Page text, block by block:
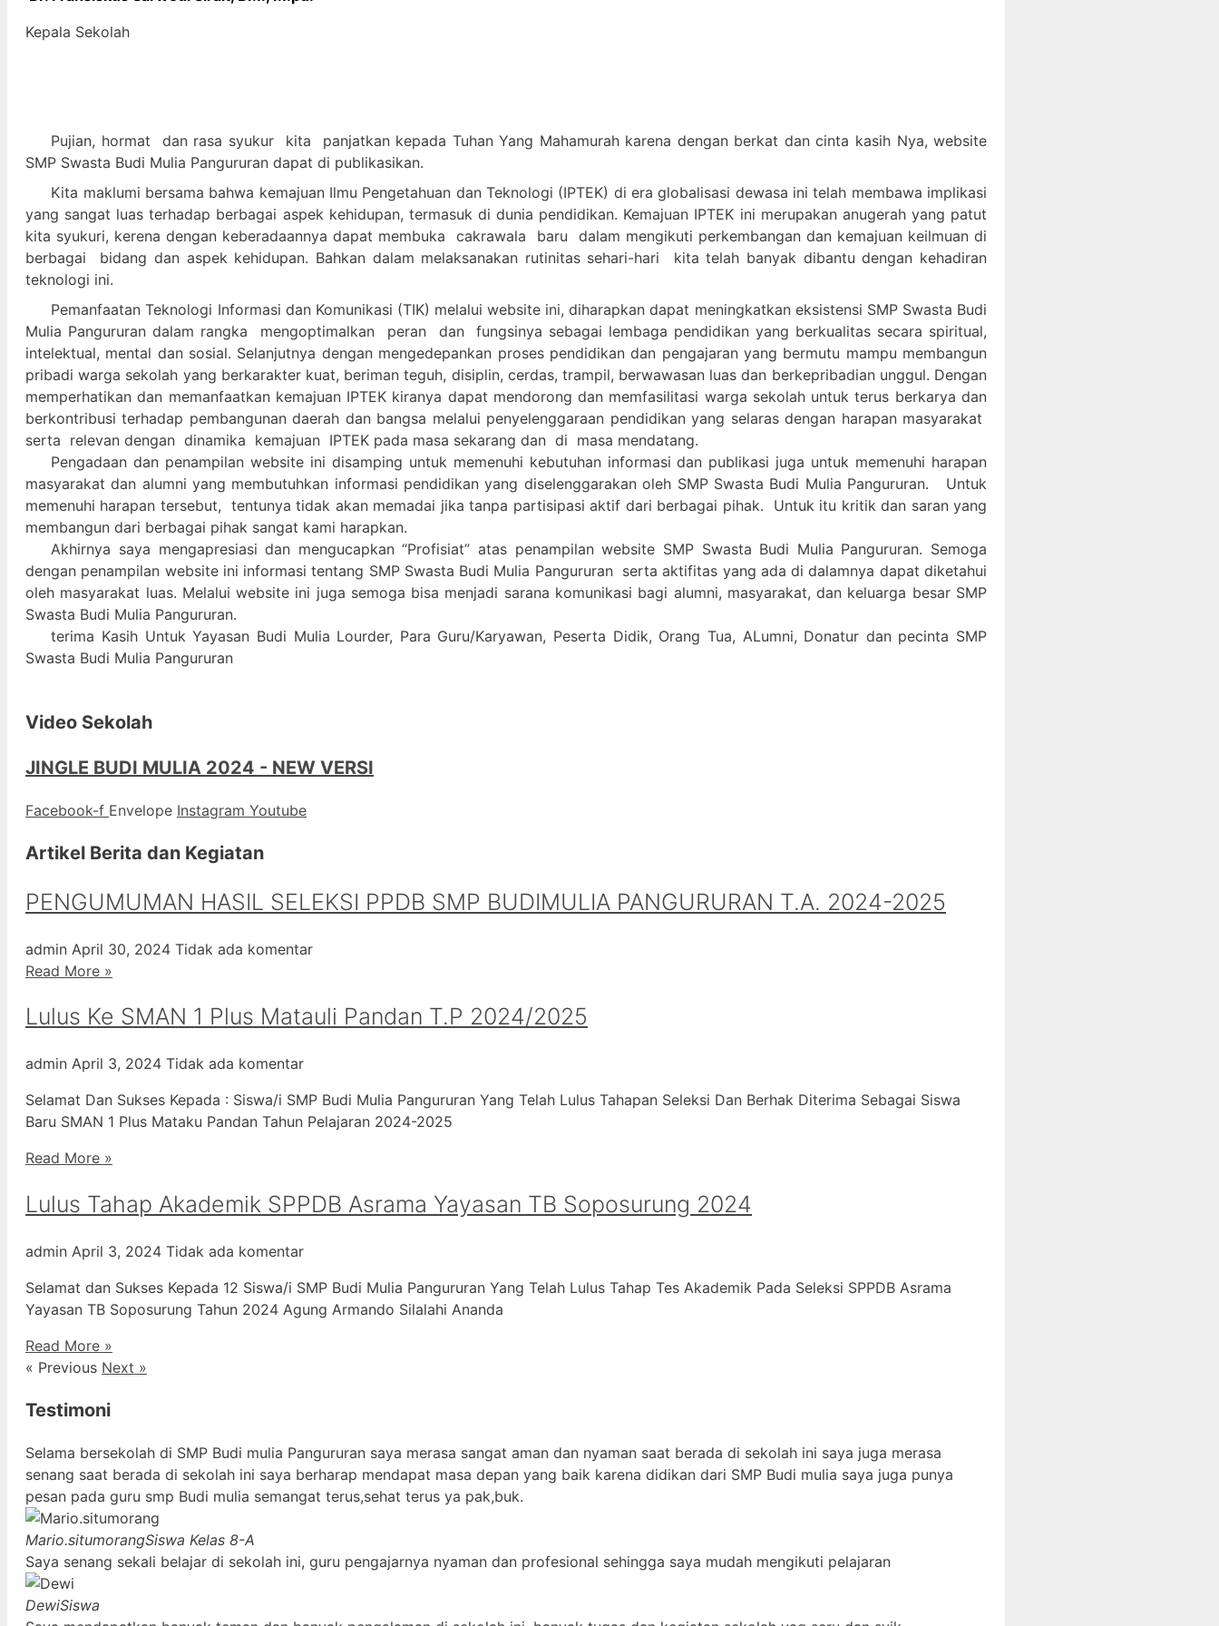
Kepala Sekolah
Pujian, hormat dan rasa syukur kita panjatkan kepada Tuhan Yang Mahamurah karena dengan berkat dan cinta kasih Nya, website
SMP Swasta Budi Mulia Pangururan dapat di publikasikan.
Kita maklumi bersama bahwa kemajuan Ilmu Pengetahuan dan Teknologi (IPTEK) di era globalisasi dewasa ini telah membawa implikasi
yang sangat luas terhadap berbagai aspek kehidupan, termasuk di dunia pendidikan. Kemajuan IPTEK ini merupakan anugerah yang patut
kita syukuri, kerena dengan keberadaannya dapat membuka cakrawala baru dalam mengikuti perkembangan dan kemajuan keilmuan di
berbagai bidang dan aspek kehidupan. Bahkan dalam melaksanakan rutinitas sehari-hari kita telah banyak dibantu dengan kehadiran
teknologi ini.
Pemanfaatan Teknologi Informasi dan Komunikasi (TIK) melalui website ini, diharapkan dapat meningkatkan eksistensi SMP Swasta Budi
Mulia Pangururan dalam rangka mengoptimalkan peran dan fungsinya sebagai lembaga pendidikan yang berkualitas secara spiritual,
intelektual, mental dan sosial. Selanjutnya dengan mengedepankan proses pendidikan dan pengajaran yang bermutu mampu membangun
pribadi warga sekolah yang berkarakter kuat, beriman teguh, disiplin, cerdas, trampil, berwawasan luas dan berkepribadian unggul. Dengan
memperhatikan dan memanfaatkan kemajuan IPTEK kiranya dapat mendorong dan memfasilitasi warga sekolah untuk terus berkarya dan
berkontribusi terhadap pembangunan daerah dan bangsa melalui penyelenggaraan pendidikan yang selaras dengan harapan masyarakat
serta relevan dengan dinamika kemajuan IPTEK pada masa sekarang dan di masa mendatang.
Pengadaan dan penampilan website ini disamping untuk memenuhi kebutuhan informasi dan publikasi juga untuk memenuhi harapan
masyarakat dan alumni yang membutuhkan informasi pendidikan yang diselenggarakan oleh SMP Swasta Budi Mulia Pangururan. Untuk
memenuhi harapan tersebut, tentunya tidak akan memadai jika tanpa partisipasi aktif dari berbagai pihak. Untuk itu kritik dan saran yang
membangun dari berbagai pihak sangat kami harapkan.
Akhirnya saya mengapresiasi dan mengucapkan “Profisiat” atas penampilan website SMP Swasta Budi Mulia Pangururan. Semoga
dengan penampilan website ini informasi tentang SMP Swasta Budi Mulia Pangururan serta aktifitas yang ada di dalamnya dapat diketahui
oleh masyarakat luas. Melalui website ini juga semoga bisa menjadi sarana komunikasi bagi alumni, masyarakat, dan keluarga besar SMP
Swasta Budi Mulia Pangururan.
terima Kasih Untuk Yayasan Budi Mulia Lourder, Para Guru/Karyawan, Peserta Didik, Orang Tua, ALumni, Donatur dan pecinta SMP
Swasta Budi Mulia Pangururan
Video Sekolah
JINGLE BUDI MULIA 2024 - NEW VERSI
Facebook-f Envelope Instagram Youtube
Artikel Berita dan Kegiatan
PENGUMUMAN HASIL SELEKSI PPDB SMP BUDIMULIA PANGURURAN T.A. 2024-2025
admin April 30, 2024 Tidak ada komentar
Read More »
Lulus Ke SMAN 1 Plus Matauli Pandan T.P 2024/2025
admin April 3, 2024 Tidak ada komentar
Selamat Dan Sukses Kepada : Siswa/i SMP Budi Mulia Pangururan Yang Telah Lulus Tahapan Seleksi Dan Berhak Diterima Sebagai Siswa
Baru SMAN 1 Plus Mataku Pandan Tahun Pelajaran 2024-2025
Read More »
Lulus Tahap Akademik SPPDB Asrama Yayasan TB Soposurung 2024
admin April 3, 2024 Tidak ada komentar
Selamat dan Sukses Kepada 12 Siswa/i SMP Budi Mulia Pangururan Yang Telah Lulus Tahap Tes Akademik Pada Seleksi SPPDB Asrama
Yayasan TB Soposurung Tahun 2024 Agung Armando Silalahi ⁠Ananda
Read More »
« Previous Next »
Testimoni
Selama bersekolah di SMP Budi mulia Pangururan saya merasa sangat aman dan nyaman saat berada di sekolah ini saya juga merasa
senang saat berada di sekolah ini saya berharap mendapat masa depan yang baik karena didikan dari SMP Budi mulia saya juga punya
pesan pada guru smp Budi mulia semangat terus,sehat terus ya pak,buk.
Mario.situmorangSiswa Kelas 8-A
Saya senang sekali belajar di sekolah ini, guru pengajarnya nyaman dan profesional sehingga saya mudah mengikuti pelajaran
DewiSiswa